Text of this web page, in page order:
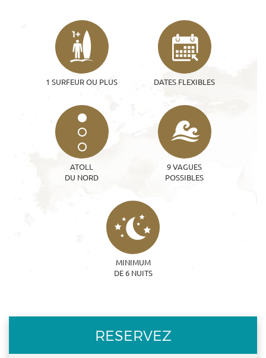
1+
1 SURFEUR OU PLUS DATES FLEXIBLES
ATOLL
DU NORD
9 VAGUES
POSSIBLES
MINIMUM
DE 6 NUITS
RESERVEZ